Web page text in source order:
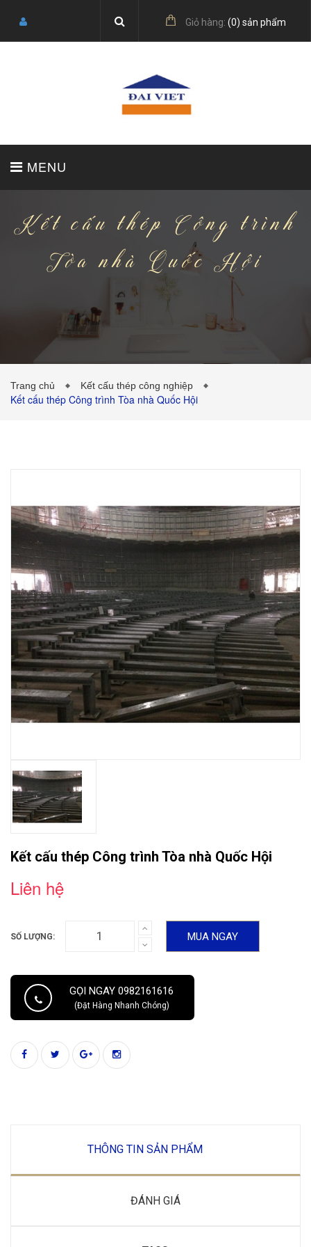
Giỏ hàng: (0) sản phẩm
MENU
TRANG CHỦ GIỚI THIỆU SẢN PHẨM
CÔNG TRÌNH ĐÃ THỰC HIỆN TIN TỨC
Kết cấu thép Công trình
Tòa nhà Quốc Hội
Trang chủ Kết cấu thép công nghiệp
Kết cấu thép Công trình Tòa nhà Quốc Hội
Kết cấu thép Công trình Tòa nhà Quốc Hội
Liên hệ
SỐ LƯỢNG: MUA NGAY
GỌI NGAY 0982161616
(Đặt Hàng Nhanh Chóng)
THÔNG TIN SẢN PHẨM
ĐÁNH GIÁ